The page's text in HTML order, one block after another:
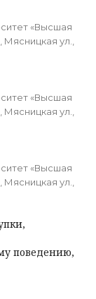
«Высшая
ул.,
«Высшая
ул.,
«Высшая
ул.,
поведению,